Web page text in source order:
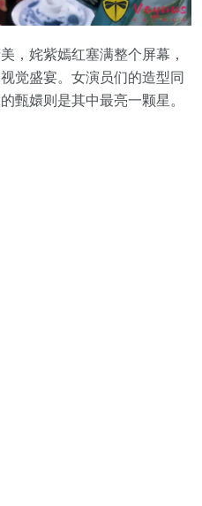
，姹紫嫣红塞满整个屏幕，
觉盛宴。女演员们的造型同
甄嬛则是其中最亮一颗星。